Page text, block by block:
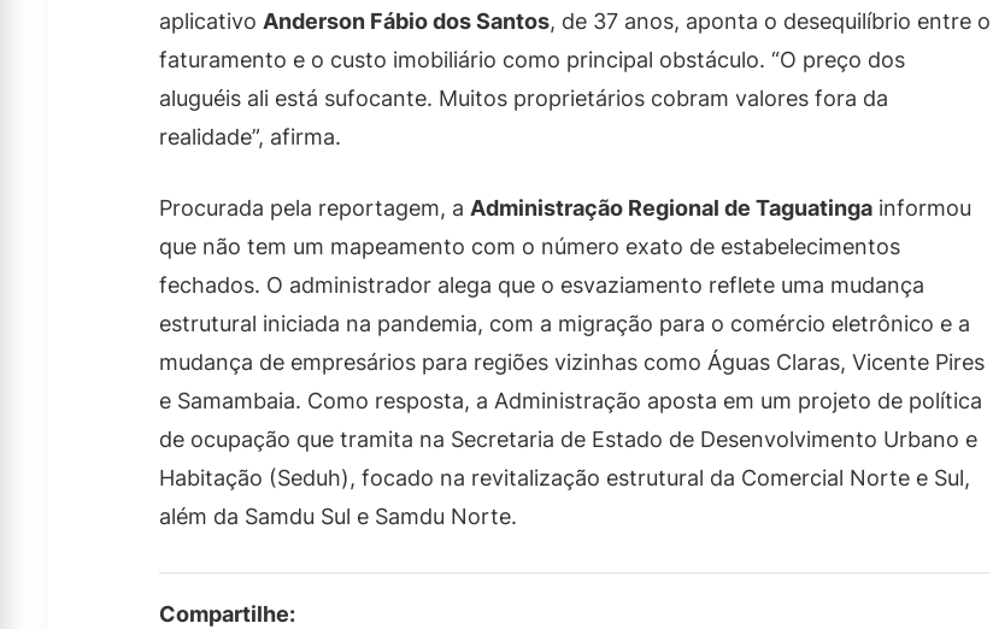
aplicativo Anderson Fábio dos Santos, de 37 anos, aponta o desequilíbrio entre o
faturamento e o custo imobiliário como principal obstáculo. “O preço dos
aluguéis ali está sufocante. Muitos proprietários cobram valores fora da
realidade”, afirma.
Procurada pela reportagem, a Administração Regional de Taguatinga informou
que não tem um mapeamento com o número exato de estabelecimentos
fechados. O administrador alega que o esvaziamento reflete uma mudança
estrutural iniciada na pandemia, com a migração para o comércio eletrônico e a
mudança de empresários para regiões vizinhas como Águas Claras, Vicente Pires
e Samambaia. Como resposta, a Administração aposta em um projeto de política
de ocupação que tramita na Secretaria de Estado de Desenvolvimento Urbano e
Habitação (Seduh), focado na revitalização estrutural da Comercial Norte e Sul,
além da Samdu Sul e Samdu Norte.
Compartilhe: